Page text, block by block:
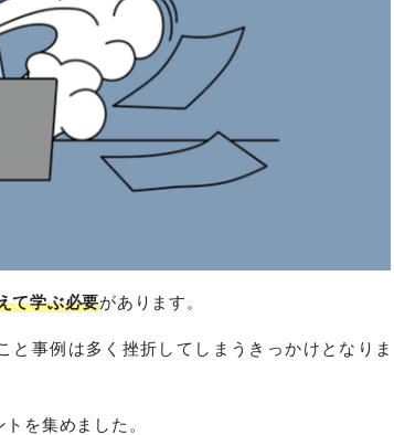
て学ぶ必要があります。
事例は多く挫折してしまうきっかけとなりま
を集めました。